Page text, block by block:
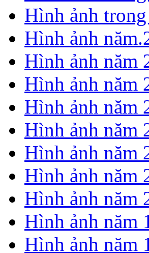
Hình ảnh
Hình ảnh
Hình ảnh năm
Hình ảnh năm
Hình ảnh năm
Hình ảnh năm
Hình ảnh năm
Hình ảnh năm
Hình ảnh năm
Hình ảnh năm
Hình ảnh năm